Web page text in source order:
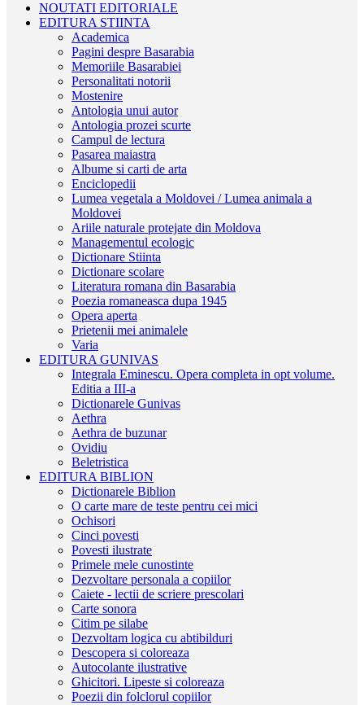
NOUTATI EDITORIALE
EDITURA STIINTA
Academica
Pagini despre Basarabia
Memoriile Basarabiei
Personalitati notorii
Mostenire
Antologia unui autor
Antologia prozei scurte
Campul de lectura
Pasarea maiastra
Albume si carti de arta
Enciclopedii
Lumea vegetala a Moldovei / Lumea animala a
Moldovei
Ariile naturale protejate din Moldova
Managementul ecologic
Dictionare Stiinta
Dictionare scolare
Literatura romana din Basarabia
Poezia romaneasca dupa 1945
Opera aperta
Prietenii mei animalele
Varia
EDITURA GUNIVAS
Integrala Eminescu. Opera completa in opt volume.
Editia a III-a
Dictionarele Gunivas
Aethra
Aethra de buzunar
Ovidiu
Beletristica
EDITURA BIBLION
Dictionarele Biblion
O carte mare de teste pentru cei mici
Ochisori
Cinci povesti
Povesti ilustrate
Primele mele cunostinte
Dezvoltare personala a copiilor
Caiete - lectii de scriere prescolari
Carte sonora
Citim pe silabe
Dezvoltam logica cu abtibilduri
Descopera si coloreaza
Autocolante ilustrative
Ghicitori. Lipeste si coloreaza
Poezii din folclorul copiilor